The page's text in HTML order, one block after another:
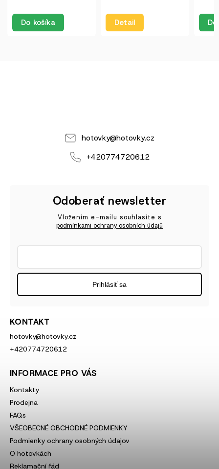
Do košíka Detail
hotovky@hotovky.cz
+420774720612
KONTAKT
hotovky@hotovky.cz
+420774720612
INFORMACE PRO VÁS
Kontakty
Prodejna
FAQs
VŠEOBECNÉ OBCHODNÉ PODMIENKY
Podmienky ochrany osobných údajov
O hotovkách
Reklamační řád
Odoberať newsletter
Vložením e-mailu souhlasíte s
podmínkami ochrany osobních údajů
Prihlásiť sa